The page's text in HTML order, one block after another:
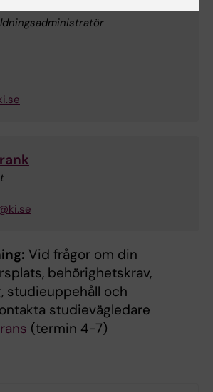
Vid frågor om din
behörighetskrav,
studieuppehåll och
studievägledare
(termin 4-7)